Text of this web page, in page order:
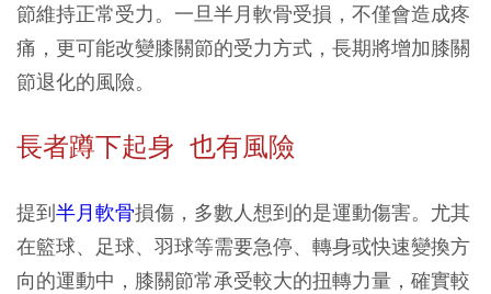
節維持正常受力。一旦半月軟骨受損，不僅會造成疼
痛，更可能改變膝關節的受力方式，長期將增加膝關
節退化的風險。
長者蹲下起身 也有風險
提到半月軟骨損傷，多數人想到的是運動傷害。尤其
在籃球、足球、羽球等需要急停、轉身或快速變換方
向的運動中，膝關節常承受較大的扭轉力量，確實較